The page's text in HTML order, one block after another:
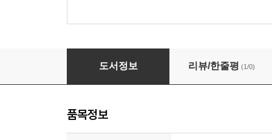
병원 3군데 가도 안 나으면, 한의원 가라
도서정보 리뷰/한줄평 (1/0)
품목정보